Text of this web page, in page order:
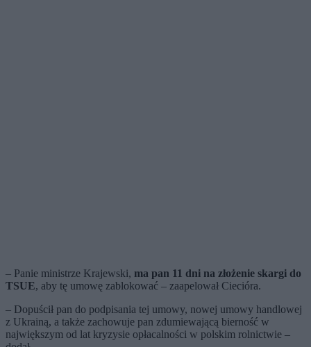
– Panie ministrze Krajewski, ma pan 11 dni na złożenie skargi do
TSUE, aby tę umowę zablokować – zaapelował Ciecióra.
– Dopuścił pan do podpisania tej umowy, nowej umowy handlowej
z Ukrainą, a także zachowuje pan zdumiewającą bierność w
największym od lat kryzysie opłacalności w polskim rolnictwie –